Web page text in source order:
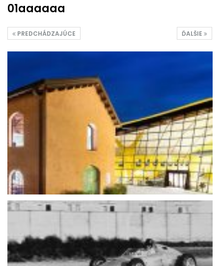
01aaaaaa
ĎALŠIE
PREDCHÁDZAJÚCE